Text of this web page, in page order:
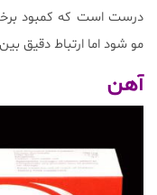
درست است که کمبود
مو شود اما ارتباط دقیق
آهن